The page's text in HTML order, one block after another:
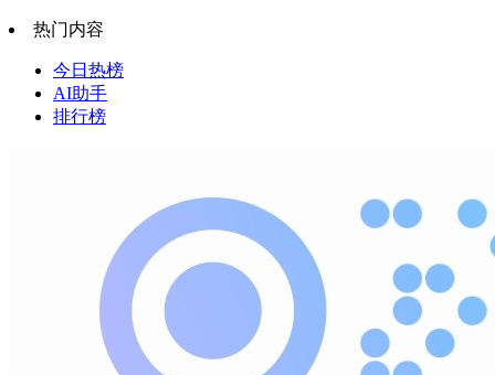
热门内容
今日热榜
AI助手
排行榜